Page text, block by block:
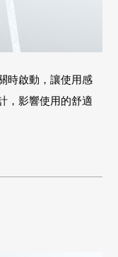
時啟動，讓使用感
，影響使用的舒適